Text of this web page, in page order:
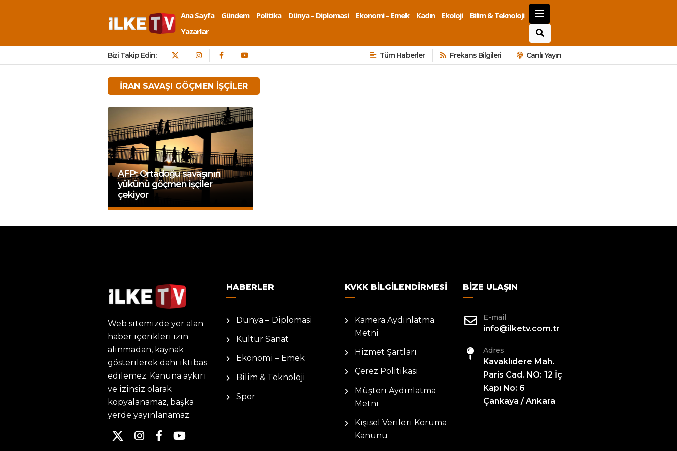
Ana Sayfa Gündem Politika Dünya – Diplomasi Ekonomi – Emek Kadın Ekoloji
Bilim & Teknoloji
Yazarlar
Bizi Takip Edin: Tüm Haberler Frekans Bilgileri Canlı Yayın
IRAN SAVAŞI GÖÇMEN IŞÇILER
AFP: Ortadoğu savaşının
yükünü göçmen işçiler
çekiyor
Web sitemizde yer alan
haber içerikleri izin
alınmadan, kaynak
gösterilerek dahi iktibas
edilemez. Kanuna aykırı
ve izinsiz olarak
kopyalanamaz, başka
yerde yayınlanamaz.
HABERLER
Dünya – Diplomasi
Kültür Sanat
Ekonomi – Emek
Bilim & Teknoloji
Spor
KVKK BILGILENDIRMESI
Kamera Aydınlatma
Metni
Hizmet Şartları
Çerez Politikası
Müşteri Aydınlatma
Metni
Kişisel Verileri Koruma
Kanunu
BIZE ULAŞIN
E-mail
info@ilketv.com.tr
Adres
Kavaklıdere Mah.
Paris Cad. NO: 12 İç
Kapı No: 6
Çankaya / Ankara